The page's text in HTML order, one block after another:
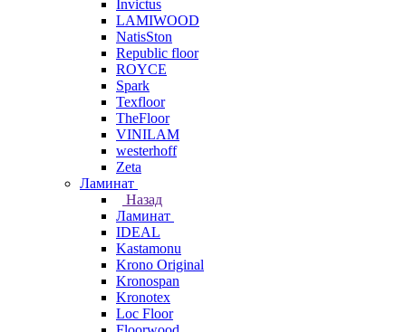
Invictus
LAMIWOOD
NatisSton
Republic floor
ROYCE
Spark
Texfloor
TheFloor
VINILAM
westerhoff
Zeta
Ламинат
Назад
Ламинат
IDEAL
Kastamonu
Krono Original
Kronospan
Kronotex
Loc Floor